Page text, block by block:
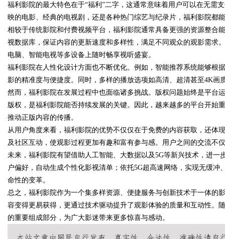
uz
!
福利影院的最大特色在于“福利”二字，这通常意味着用户可以在无需
映的电影、经典的电视剧，还是各种热门综艺与纪录片，福利影院都
相较于传统影院和付费视频平台，福利影院通常具备更强的资源整合
视数据库，保证内容的更新速度和多样性，满足不同观众的观影需求
电脑、智能电视等多设备上随时畅享视听盛宴。
福利影院在人性化设计方面也不断优化。例如，智能推荐系统能够根
影的精准度与便捷度。同时，多样的播放选项如高清、超清甚至4K画
然而，福利影院在发展过程中也面临诸多挑战。版权问题始终是平台
版权，是福利影院能否持续发展的关键。因此，越来越多的平台开始
推动正版内容的传播。
从用户角度来看，福利影院的优势不仅仅在于免费的内容获取，还体
及社区互动，使观影过程更加有趣和富有参与感。用户之间的交流不
未来，福利影院有望借助人工智能、大数据以及5G等新兴技术，进
户偏好，自动生成个性化影视清单；依托5G超高速网络，实现无缓
命性的变革。
总之，福利影院作为一个集多样资源、便捷服务与创新技术于一体的
容变得更易获得，更通过技术驱动提升了观影体验的质量和互动性。
的重要组成部分，为广大影迷带来更多惊喜与感动。